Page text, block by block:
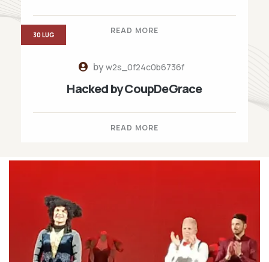
READ MORE
byw2s_0f24c0b6736f
Hacked by CoupDeGrace
READ MORE
30 LUG